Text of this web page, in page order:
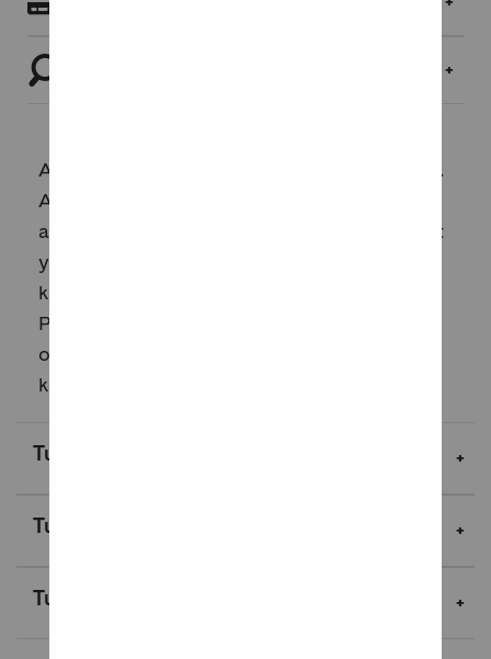
Avaruusseikkailusarja vie kohti tuntematonta.
Alice ja Elias matkaavat galaksin halki
avaruusalus Hiljaisuuden kyydissä. Sisarukset
yrittävät saada takaisin äitinsä, joka on
kaapattu vihollisten alukselle.
Pelastusoperaatio saa kuitenkin
odottamattomia piirteitä, sillä alus kuhisee
kraosoturei...
Tuotekuvaus
Tuotetiedot
Tuotenäytteet